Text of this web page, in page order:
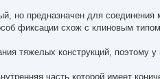
но предназначен для
фиксации схож с клиновым
тяжелых конструкций, поэтому
часть которой имеет